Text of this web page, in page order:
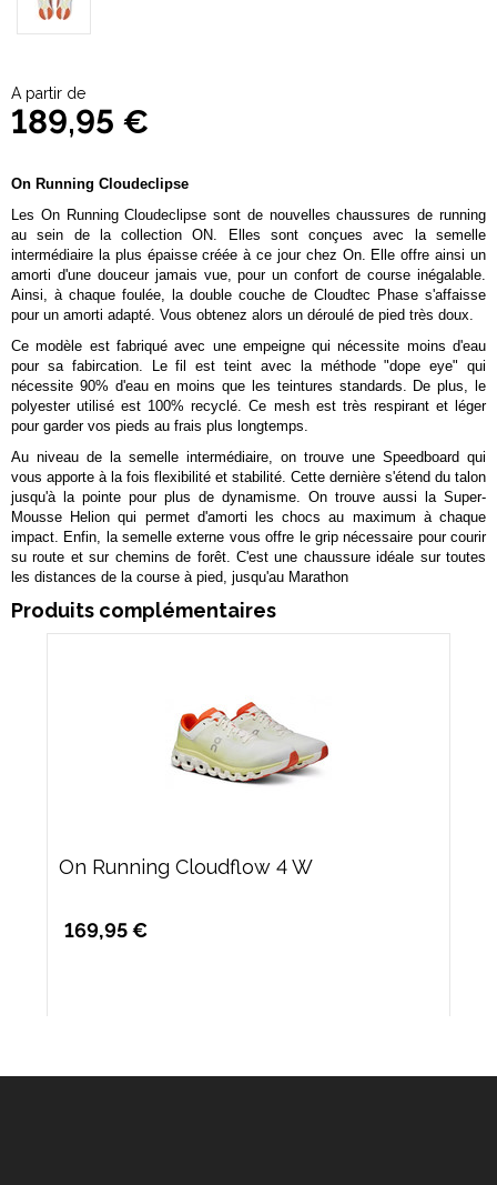
A partir de
189,95 €
On Running Cloudeclipse
Les On Running Cloudeclipse sont de nouvelles chaussures de running
au sein de la collection ON. Elles sont conçues avec la semelle
intermédiaire la plus épaisse créée à ce jour chez On. Elle offre ainsi un
amorti d'une douceur jamais vue, pour un confort de course inégalable.
Ainsi, à chaque foulée, la double couche de Cloudtec Phase s'affaisse
pour un amorti adapté. Vous obtenez alors un déroulé de pied très doux.
Ce modèle est fabriqué avec une empeigne qui nécessite moins d'eau
pour sa fabircation. Le fil est teint avec la méthode "dope eye" qui
nécessite 90% d'eau en moins que les teintures standards. De plus, le
polyester utilisé est 100% recyclé. Ce mesh est très respirant et léger
pour garder vos pieds au frais plus longtemps.
Au niveau de la semelle intermédiaire, on trouve une Speedboard qui
vous apporte à la fois flexibilité et stabilité. Cette dernière s'étend du talon
jusqu'à la pointe pour plus de dynamisme. On trouve aussi la Super-
Mousse Helion qui permet d'amorti les chocs au maximum à chaque
impact. Enfin, la semelle externe vous offre le grip nécessaire pour courir
su route et sur chemins de forêt. C'est une chaussure idéale sur toutes
les distances de la course à pied, jusqu'au Marathon
Produits complémentaires
On Running Cloudflow 4 W
169,95 €